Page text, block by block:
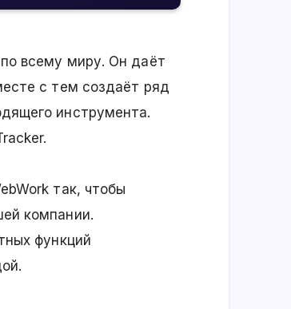
всему миру. Он даёт
с тем создаёт ряд
инструмента.
так, чтобы
компании.
функций